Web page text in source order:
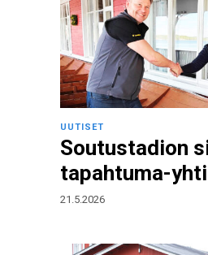
UUTISET
Soutustadion
tapahtuma-
21.5.2026